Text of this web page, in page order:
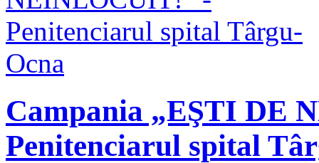
Campania „EŞTI DE
Penitenciarul spital